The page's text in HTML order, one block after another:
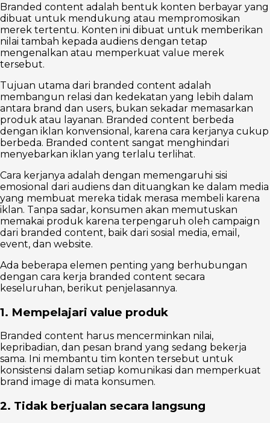
Branded content adalah bentuk konten berbayar yang
dibuat untuk mendukung atau mempromosikan
merek tertentu. Konten ini dibuat untuk memberikan
nilai tambah kepada audiens dengan tetap
mengenalkan atau memperkuat value merek
tersebut.
Tujuan utama dari branded content adalah
membangun relasi dan kedekatan yang lebih dalam
antara brand dan users, bukan sekadar memasarkan
produk atau layanan. Branded content berbeda
dengan iklan konvensional, karena cara kerjanya cukup
berbeda. Branded content sangat menghindari
menyebarkan iklan yang terlalu terlihat.
Cara kerjanya adalah dengan memengaruhi sisi
emosional dari audiens dan dituangkan ke dalam media
yang membuat mereka tidak merasa membeli karena
iklan. Tanpa sadar, konsumen akan memutuskan
memakai produk karena terpengaruh oleh campaign
dari branded content, baik dari sosial media, email,
event, dan website.
Ada beberapa elemen penting yang berhubungan
dengan cara kerja branded content secara
keseluruhan, berikut penjelasannya.
1. Mempelajari value produk
Branded content harus mencerminkan nilai,
kepribadian, dan pesan brand yang sedang bekerja
sama. Ini membantu tim konten tersebut untuk
konsistensi dalam setiap komunikasi dan memperkuat
brand image di mata konsumen.
2. Tidak berjualan secara langsung